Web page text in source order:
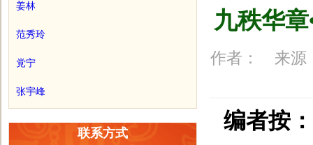
姜林
范秀玲
党宁
张宇峰
联系方式
九秩华
作者： 来源
编者按：